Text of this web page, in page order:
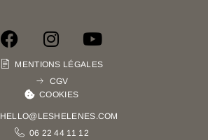
HELLO@LESHELENES.COM
06 22 44 11 12
MENTIONS LÉGALES
CGV
COOKIES